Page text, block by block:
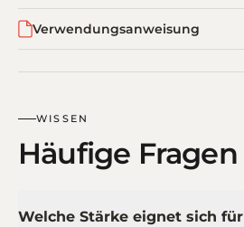
Verwendungsanweisung
WISSEN
Häufige Fragen
Welche Stärke eignet sich für